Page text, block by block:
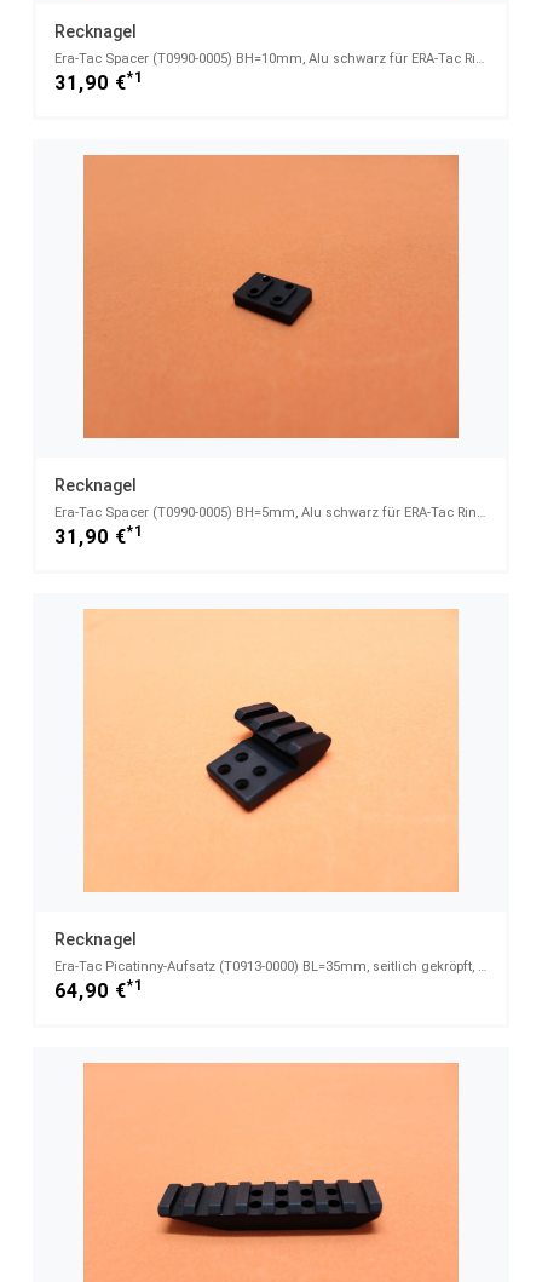
Recknagel
Era-Tac Spacer (T0990-0005) BH=10mm, Alu schwarz für ERA-Tac Ringe
31,90 €*1
Recknagel
Era-Tac Spacer (T0990-0005) BH=5mm, Alu schwarz für ERA-Tac Ringe
31,90 €*1
Recknagel
Era-Tac Picatinny-Aufsatz (T0913-0000) BL=35mm, seitlich gekröpft, Alu schwarz für ERA-Tac Ringe
64,90 €*1